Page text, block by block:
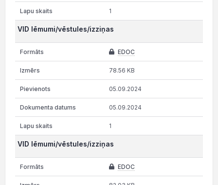
1
VID lēmumi/vēstules/izziņas
EDOC
78.56 KB
05.09.2024
05.09.2024
1
VID lēmumi/vēstules/izziņas
EDOC